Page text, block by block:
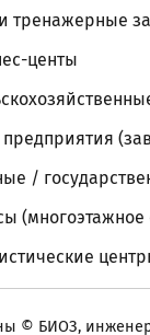
тренажерные
центы
/
(многоэтажное
© БИОЗ,